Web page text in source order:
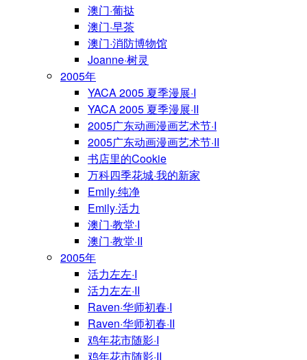
澳门·葡挞
澳门·早茶
澳门·消防博物馆
Joanne·树灵
2005年
YACA 2005 夏季漫展·I
YACA 2005 夏季漫展·II
2005广东动画漫画艺术节·I
2005广东动画漫画艺术节·II
书店里的Cookie
万科四季花城·我的新家
Emily·纯净
Emily·活力
澳门·教堂·I
澳门·教堂·II
2005年
活力左左·I
活力左左·II
Raven·华师初春·I
Raven·华师初春·II
鸡年花市随影·I
鸡年花市随影·II